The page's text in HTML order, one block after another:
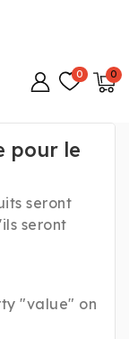
pour le
seront
seront
"value" on